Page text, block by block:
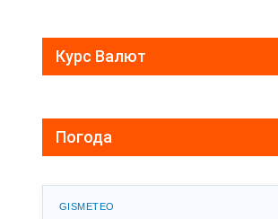
Курс Валют
Погода
GISMETEO